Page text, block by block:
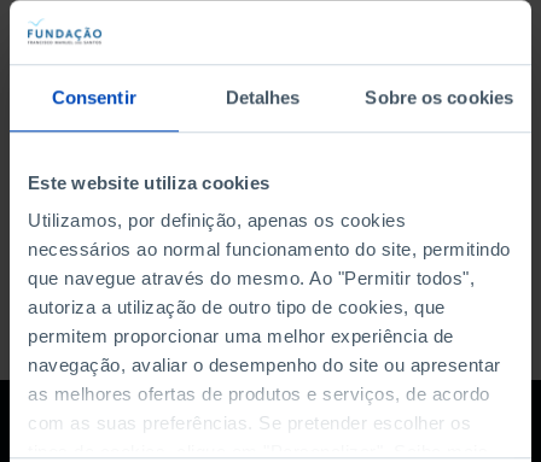
Consentir Detalhes Sobre os cookies
Este website utiliza cookies
Utilizamos, por definição, apenas os cookies
necessários ao normal funcionamento do site, permitindo
que navegue através do mesmo. Ao "Permitir todos",
autoriza a utilização de outro tipo de cookies, que
permitem proporcionar uma melhor experiência de
navegação, avaliar o desempenho do site ou apresentar
as melhores ofertas de produtos e serviços, de acordo
com as suas preferências. Se pretender escolher os
DATA DE INÍCIO
DATA DE FIM